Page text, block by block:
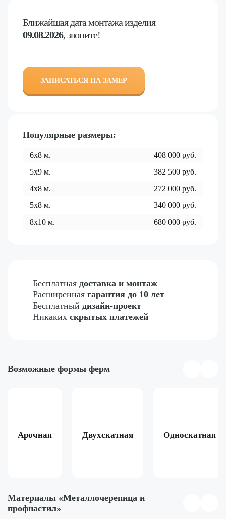
Ближайшая датамонтажа изделия
09.08.2026, звоните!
ЗАПИСАТЬСЯ НА ЗАМЕР
Популярные размеры:
6x8 м. 408 000 руб.
5x9 м. 382 500 руб.
4x8 м. 272 000 руб.
5x8 м. 340 000 руб.
8x10 м. 680 000 руб.
Бесплатная доставка и монтаж
Расширенная гарантия до 10 лет
Бесплатный дизайн-проект
Никаких скрытых платежей
Возможные формы ферм
Арочная Двухскатная Односкатная
Материалы «Металлочерепица и
профнастил»